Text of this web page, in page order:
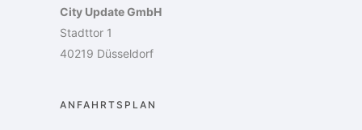
City Update GmbH
Stadttor 1
40219 Düsseldorf
ANFAHRTSPLAN